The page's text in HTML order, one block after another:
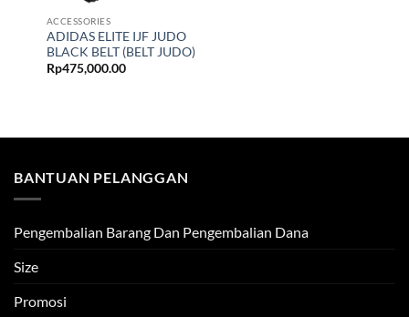
ACCESSORIES
ADIDAS ELITE IJF JUDO
BLACK BELT (BELT JUDO)
Rp475,000.00
BANTUAN PELANGGAN
Pengembalian Barang Dan Pengembalian Dana
Size
Promosi